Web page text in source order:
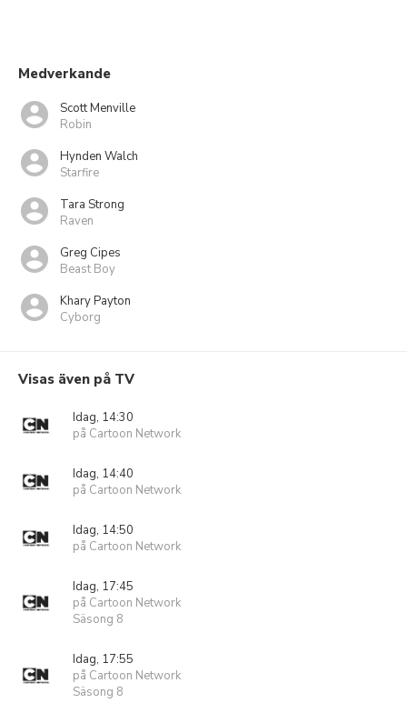
Medverkande
Scott Menville
Robin
Hynden Walch
Starfire
Tara Strong
Raven
Greg Cipes
Beast Boy
Khary Payton
Cyborg
Visas även på TV
Idag, 14:30
på Cartoon Network
Idag, 14:40
på Cartoon Network
Idag, 14:50
på Cartoon Network
Idag, 17:45
på Cartoon Network
Säsong 8
Idag, 17:55
på Cartoon Network
Säsong 8